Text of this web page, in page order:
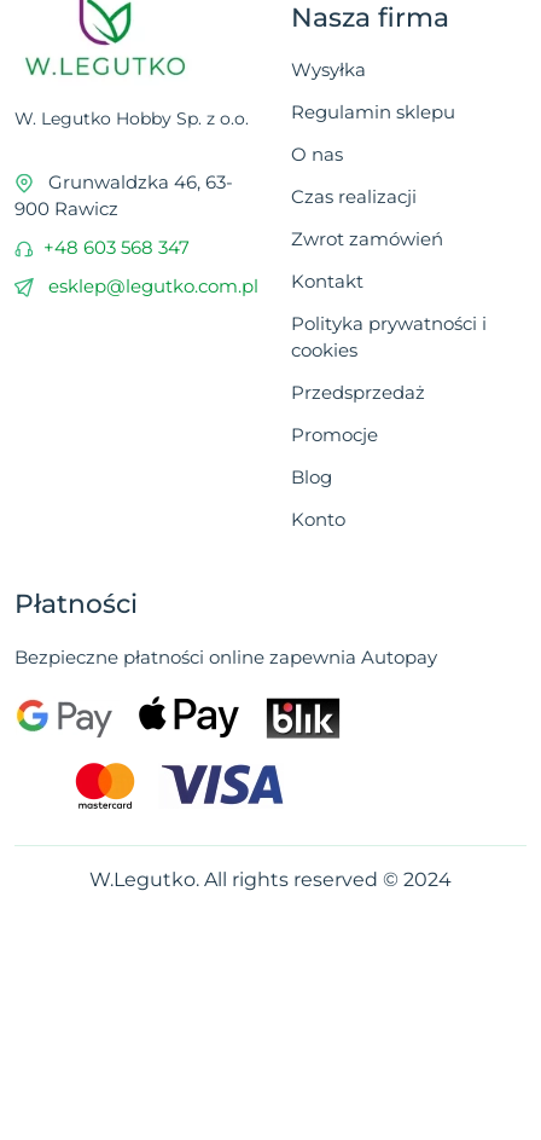
W. Legutko Hobby Sp. z o.o.
Grunwaldzka 46, 63-
900 Rawicz
+48 603 568 347
esklep@legutko.com.pl
Nasza firma
Wysyłka
Regulamin sklepu
O nas
Czas realizacji
Zwrot zamówień
Kontakt
Polityka prywatności i
cookies
Przedsprzedaż
Promocje
Blog
Konto
Płatności
Bezpieczne płatności online zapewnia Autopay
W.Legutko. All rights reserved © 2024